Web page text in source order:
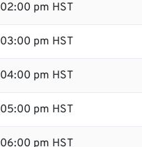
02:00 pm HST
03:00 pm HST
04:00 pm HST
05:00 pm HST
06:00 pm HST